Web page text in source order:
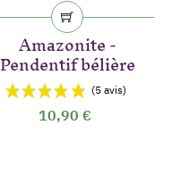
Amazonite -
Pendentif bélière
10,90 €